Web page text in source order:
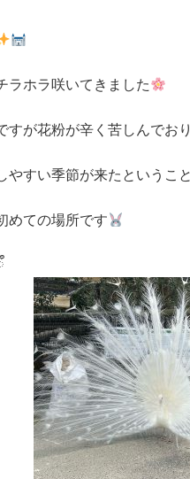
ラホラ咲いてきました
すが花粉が辛く苦しんでお
やすい季節が来たというこ
めての場所です